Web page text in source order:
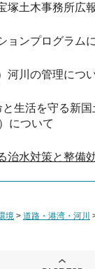
塚土木事務所広
ョンプログラム
河川の管理につ
生活を守る新国
について
治水対策と整備
境 > 道路・港湾・河川